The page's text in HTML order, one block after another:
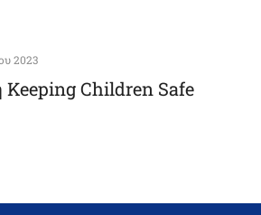
2023
Keeping Children Safe